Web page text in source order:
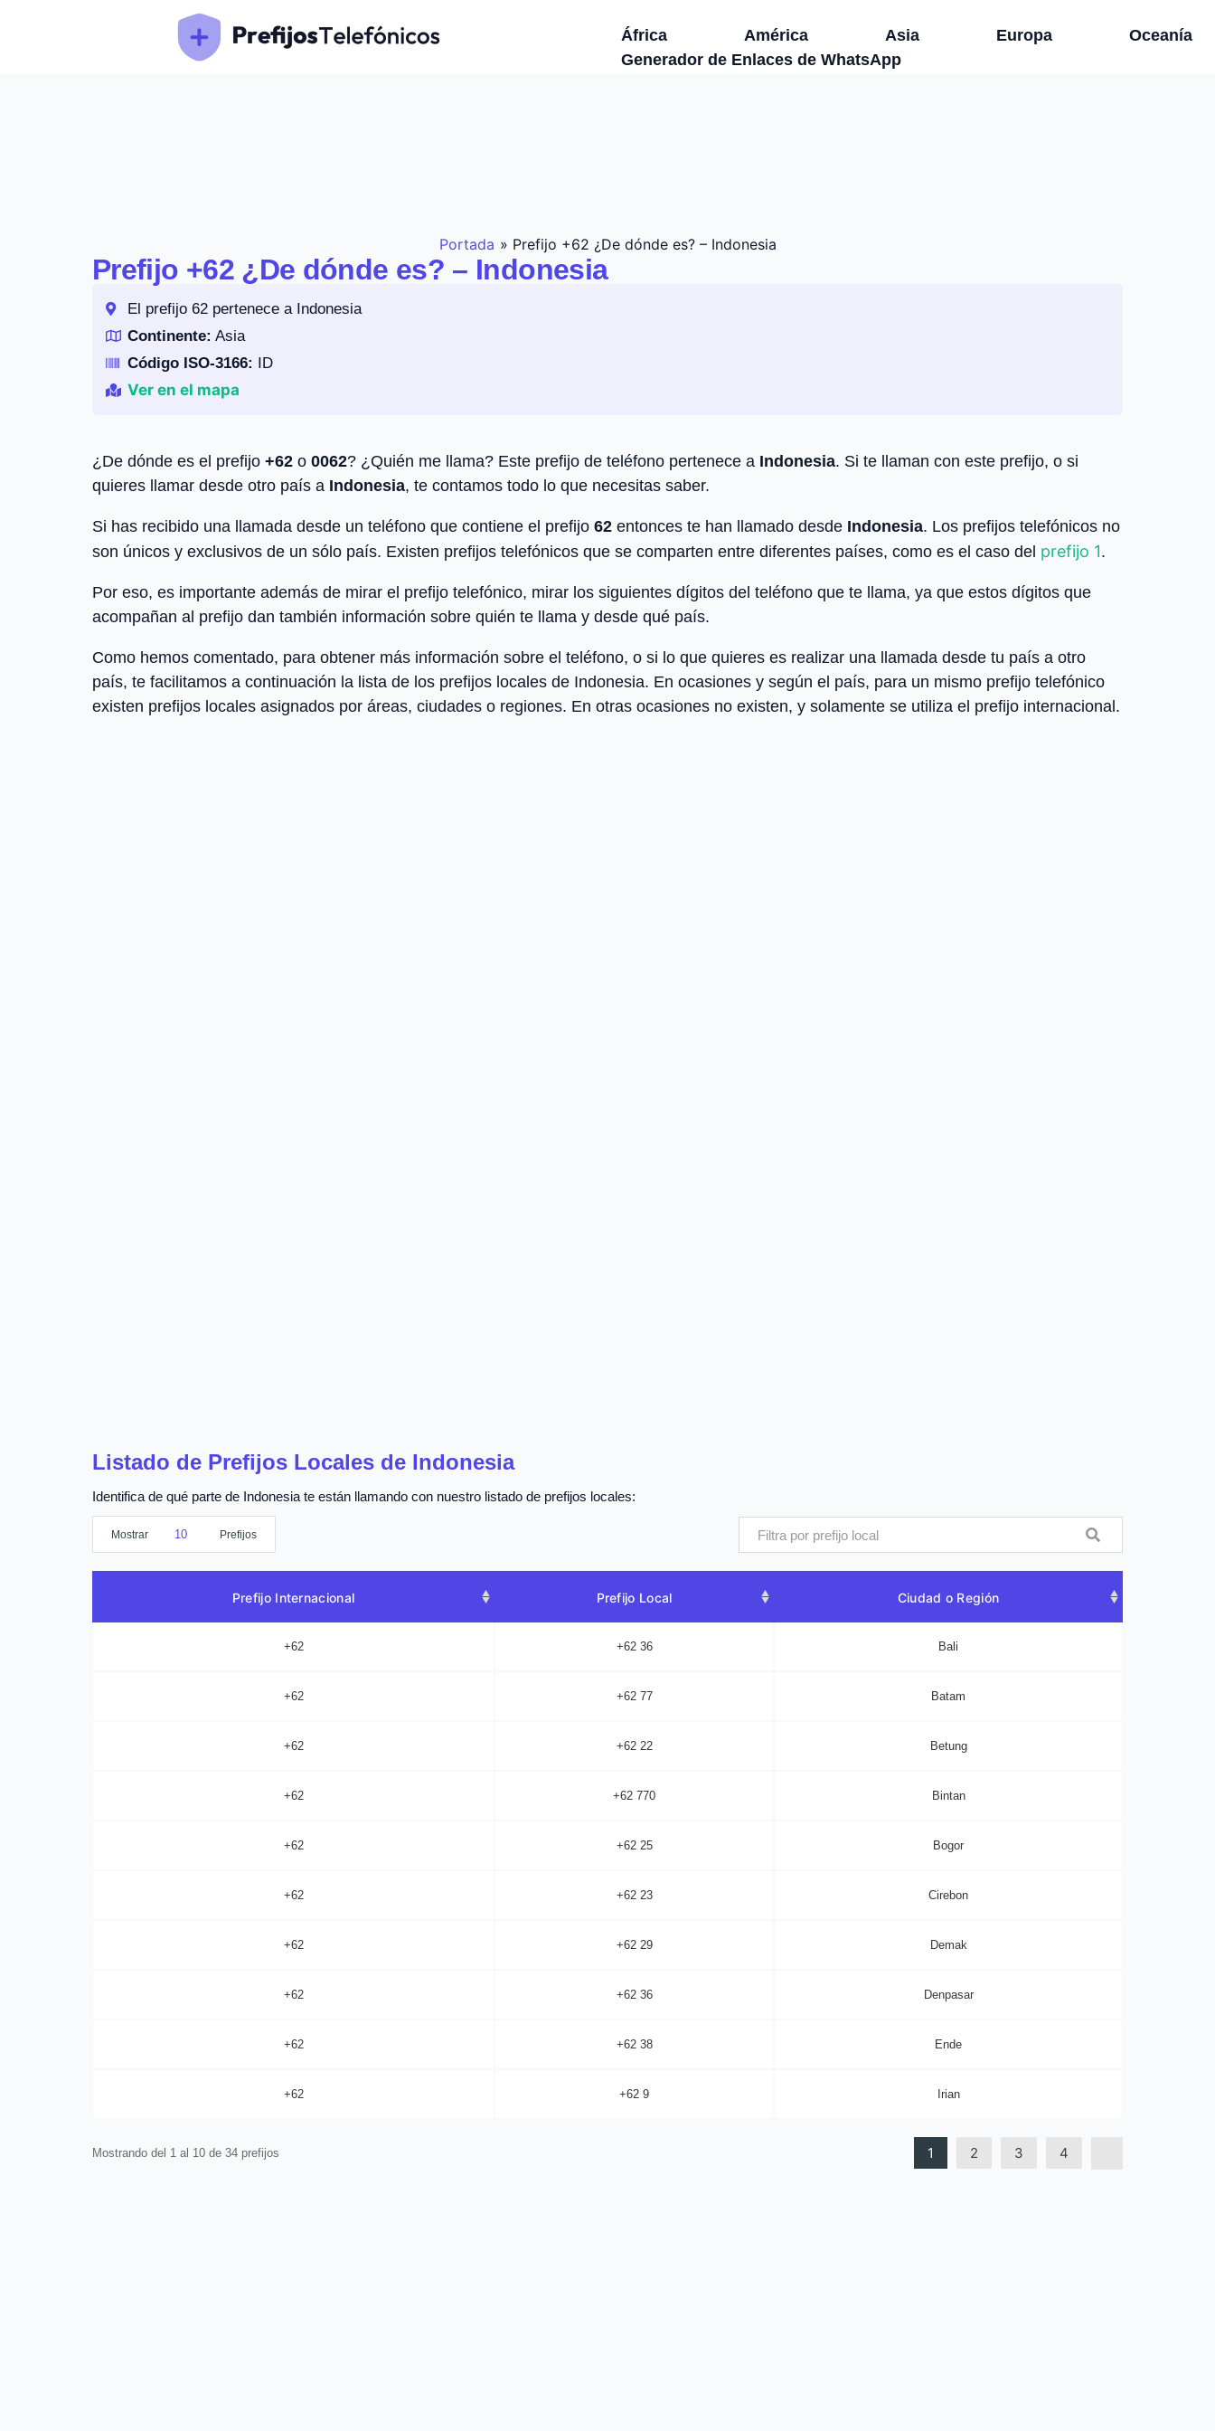
África América Asia Europa
Oceanía
Generador de Enlaces de WhatsApp
Portada » Prefijo +62 ¿De dónde es? – Indonesia
Prefijo +62 ¿De dónde es? – Indonesia
El prefijo 62 pertenece a Indonesia
Continente: Asia
Código ISO-3166: ID
Ver en el mapa
¿De dónde es el prefijo +62 o 0062? ¿Quién me llama? Este prefijo de teléfono pertenece a Indonesia. Si te llaman con este prefijo, o si
quieres llamar desde otro país a Indonesia, te contamos todo lo que necesitas saber.
Si has recibido una llamada desde un teléfono que contiene el prefijo 62 entonces te han llamado desde Indonesia. Los prefijos telefónicos no
son únicos y exclusivos de un sólo país. Existen prefijos telefónicos que se comparten entre diferentes países, como es el caso del prefijo 1.
Por eso, es importante además de mirar el prefijo telefónico, mirar los siguientes dígitos del teléfono que te llama, ya que estos dígitos que
acompañan al prefijo dan también información sobre quién te llama y desde qué país.
Como hemos comentado, para obtener más información sobre el teléfono, o si lo que quieres es realizar una llamada desde tu país a otro
país, te facilitamos a continuación la lista de los prefijos locales de Indonesia. En ocasiones y según el país, para un mismo prefijo telefónico
existen prefijos locales asignados por áreas, ciudades o regiones. En otras ocasiones no existen, y solamente se utiliza el prefijo internacional.
Listado de Prefijos Locales de Indonesia
Identifica de qué parte de Indonesia te están llamando con nuestro listado de prefijos locales:
Mostrar Prefijos
Prefijo Internacional Prefijo Local Ciudad o Región
+62 +62 36 Bali
+62 +62 77 Batam
+62 +62 22 Betung
+62 +62 770 Bintan
+62 +62 25 Bogor
+62 +62 23 Cirebon
+62 +62 29 Demak
+62 +62 36 Denpasar
+62 +62 38 Ende
+62 +62 9 Irian
Mostrando del 1 al 10 de 34 prefijos 1 2 3 4